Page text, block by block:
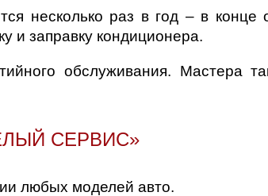
несколько раз в год – в конце
и заправку кондиционера.
обслуживания. Мастера
СЕРВИС»
любых моделей авто.